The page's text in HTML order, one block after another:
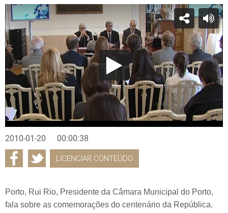
2010-01-20 00:00:38
LICENCIAR CONTEÚDO
Porto, Rui Rio, Presidente da Câmara Municipal do Porto,
fala sobre as comemorações do centenário da República.